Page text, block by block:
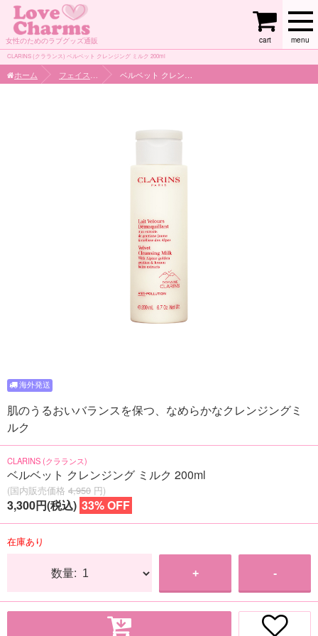
女性のためのラブグッズ通販 menu
cart
CLARINS (クラランス) ベルベット クレンジング ミルク 200ml
ホーム
肌のうるおいバランスを保つ、なめらかなクレンジングミ
ルク
CLARINS (クラランス)
ベルベット クレンジング ミルク 200ml
(国内販売価格 4,950 円)
3,300円(税込) 33% OFF
在庫あり
数量: + -